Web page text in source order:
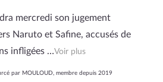
mercredi son jugement
Naruto et Safine, accusés de
infligées …Voir plus
par MOULOUD, membre depuis 2019